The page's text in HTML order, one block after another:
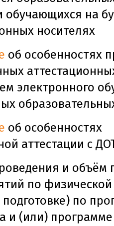
обучающихся на
носителях
об особенностях
электронного
об особенностях
аттестации с
и объём
по физической
по
и (или) программе